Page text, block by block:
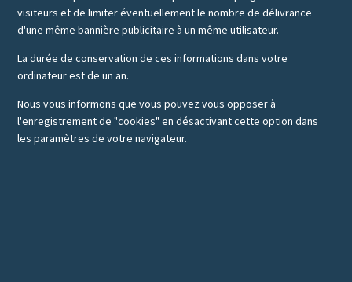
visiteurs et de limiter éventuellement le nombre de délivrance
d'une même bannière publicitaire à un même utilisateur.
La durée de conservation de ces informations dans votre
ordinateur est de un an.
Nous vous informons que vous pouvez vous opposer à
l'enregistrement de "cookies" en désactivant cette option dans
les paramètres de votre navigateur.